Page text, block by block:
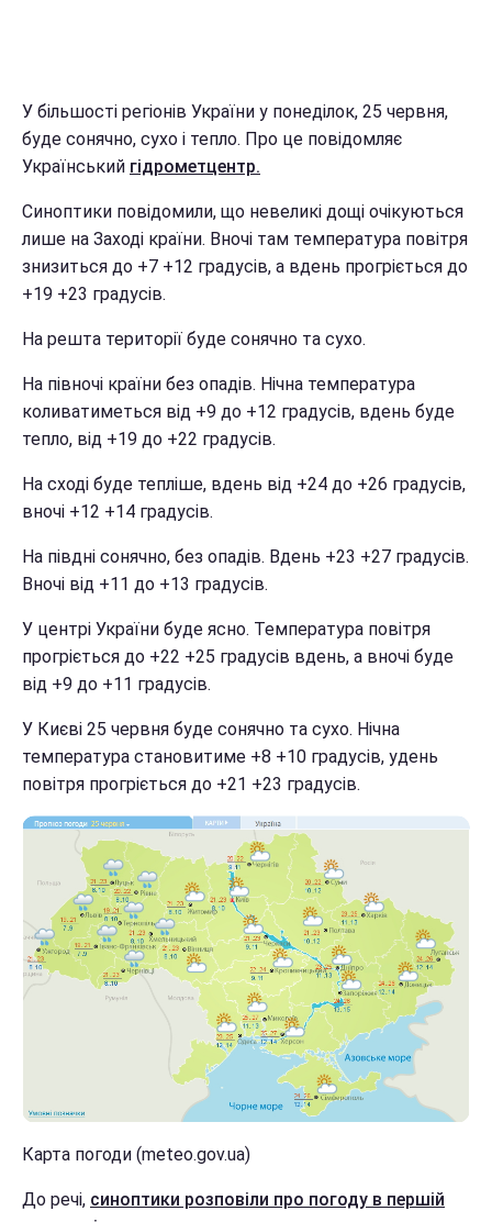
У більшості регіонів України у понеділок, 25 червня,
буде сонячно, сухо і тепло. Про це повідомляє
Український гідрометцентр.
Синоптики повідомили, що невеликі дощі очікуються
лише на Заході країни. Вночі там температура повітря
знизиться до +7 +12 градусів, а вдень прогріється до
+19 +23 градусів.
На решта території буде сонячно та сухо.
На півночі країни без опадів. Нічна температура
коливатиметься від +9 до +12 градусів, вдень буде
тепло, від +19 до +22 градусів.
На сході буде тепліше, вдень від +24 до +26 градусів,
вночі +12 +14 градусів.
На півдні сонячно, без опадів. Вдень +23 +27 градусів.
Вночі від +11 до +13 градусів.
У центрі України буде ясно. Температура повітря
прогріється до +22 +25 градусів вдень, а вночі буде
від +9 до +11 градусів.
У Києві 25 червня буде сонячно та сухо. Нічна
температура становитиме +8 +10 градусів, удень
повітря прогріється до +21 +23 градусів.
Карта погоди (meteo.gov.ua)
До речі, синоптики розповіли про погоду в першій